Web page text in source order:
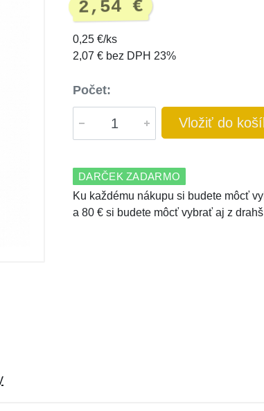
2,54 €
0,25 €/ks
2,07 € bez DPH 23%
Počet:
Vložiť do
DARČEK ZADARMO
Ku každému nákupu si budete môcť
a 80 € si budete môcť vybrať aj z